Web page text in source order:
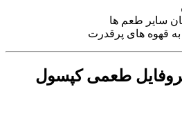
سایر طعم ها
قهوه های پرقدرت
طعمی کپسول